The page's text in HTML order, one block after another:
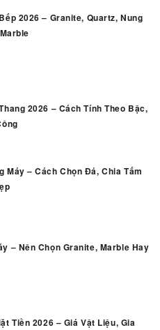
2026 – Granite, Quartz, Nung
2026 – Cách Tính Theo Bậc,
Máy – Cách Chọn Đá, Chia Tấm
– Nên Chọn Granite, Marble Hay
Tiền 2026 – Giá Vật Liệu, Gia